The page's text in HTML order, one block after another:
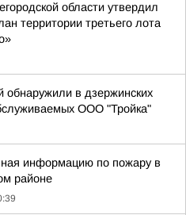
области утвердил
территории третьего лота
обнаружили в дзержинских
ООО "Тройка"
информацию по пожару в
районе